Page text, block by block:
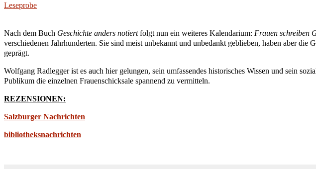
Leseprobe
Nach dem Buch Geschichte anders notiertfolgt nun ein weiteres Kalendarium: Frauen schreiben
verschiedenen Jahrhunderten. Sie sind meist unbekannt und unbedankt geblieben, haben aber
geprägt.
Wolfgang Radlegger ist es auch hier gelungen, sein umfassendes historisches Wissen und sein
Publikum die einzelnen Frauenschicksale spannend zu vermitteln.
REZENSIONEN:
Salzburger Nachrichten
bibliotheksnachrichten